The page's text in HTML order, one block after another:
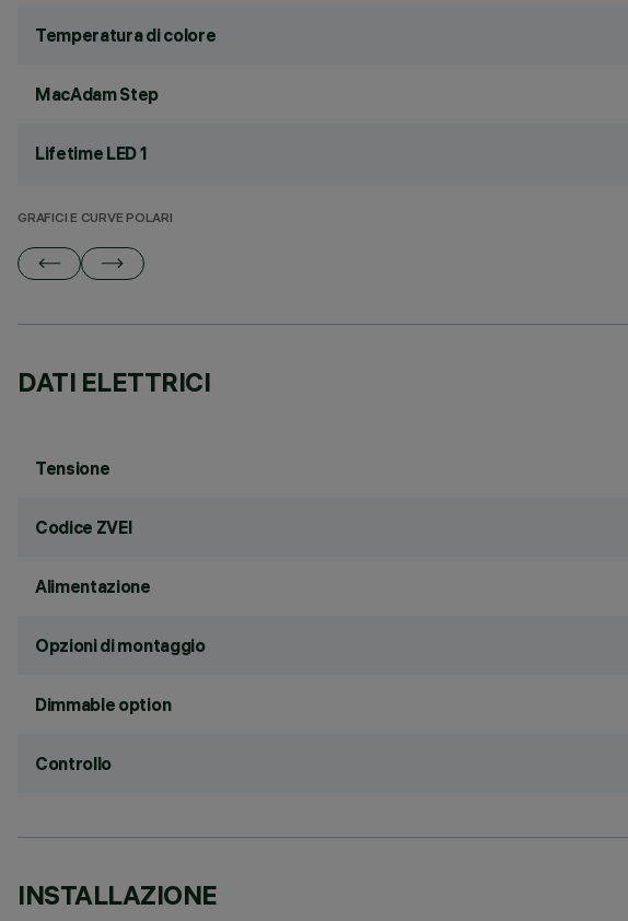
Temperatura di colore
MacAdam Step
Lifetime LED 1
GRAFICI E CURVE POLARI
DATI ELETTRICI
Tensione
Codice ZVEI
Alimentazione
Opzioni di montaggio
Dimmable option
Controllo
INSTALLAZIONE